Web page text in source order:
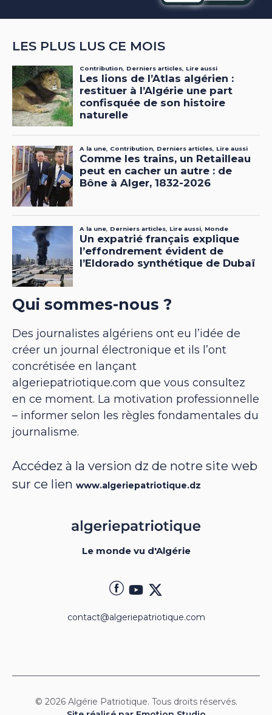
LES PLUS LUS CE MOIS
Qui sommes-nous ?
Des journalistes algériens ont eu l’idée de
créer un journal électronique et ils l’ont
concrétisée en lançant
algeriepatriotique.com que vous consultez
en ce moment. La motivation professionnelle
– informer selon les règles fondamentales du
journalisme.
Accédez à la version dz de notre site web
sur ce lien www.algeriepatriotique.dz
Le monde vu d'Algérie
contact@algeriepatriotique.com
© 2026 Algérie Patriotique. Tous droits réservés.